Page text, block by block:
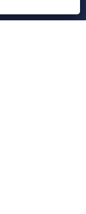
防ぐ！実践的ドット